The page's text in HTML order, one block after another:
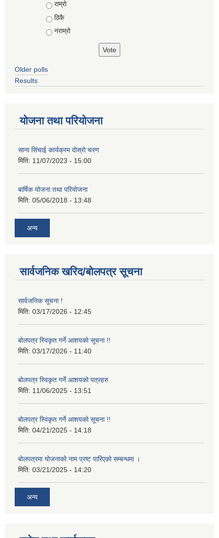
Choices
राम्रो
ठिकै
नराम्रो
Older polls
Results
योजना तथा परियोजना
साना सिंचाई कार्यक्रम दोस्रो चरण
मिति: 11/07/2023 - 15:00
बार्षिक योजना तथा परियोजना
मिति: 05/06/2018 - 13:48
अन्य
सार्वजनिक खरिद/बोलपत्र सूचना
सार्वजनिक सूचना !
मिति: 03/17/2026 - 12:45
बोलपत्र स्विकृत गर्ने आशयको सूचना !!
मिति: 03/17/2026 - 11:40
बोलपत्र स्विकृत गर्ने आशयको पत्रहरु
मिति: 11/06/2025 - 13:51
बोलपत्र स्विकृत गर्ने आशयको सूचना !!
मिति: 04/21/2025 - 14:18
बोलपत्रमा योजनाको नाम प्रष्ट पारिएको सम्बन्धमा ।
मिति: 03/21/2025 - 14:20
अन्य